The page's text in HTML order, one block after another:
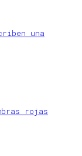
una
rojas